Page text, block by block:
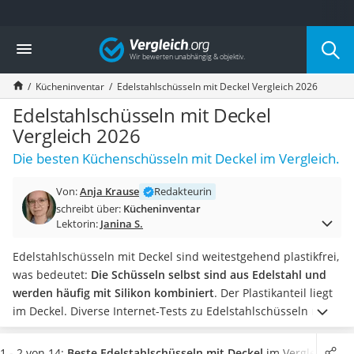
Die beliebtesten Vergleiche nach Kategorie
Haushalt
Wassersprudler
Zentralstaubsauger
Brotbackautomat
Wischroboter
Wäschespinne
Industriestaubsauger
Akku-Staubsauger
Eierkocher
AEG-Waschmaschine
Saug-Wisch-Roboter
Handstaubsauger
Milchaufschäumer
Kondenstrockner
Reiskocher
Vergleich
Kücheninventar Edelstahlschüsseln mit Deckel Vergleich 2026
Edelstahlschüsseln mit Deckel
Vergleich 2026
Die besten Küchenschüsseln mit Deckel im Vergleich.
Von:Anja Krause
Redakteurin
schreibt über: Kücheninventar
Lektorin: Janina S.
Edelstahlschüsseln mit Deckel sind weitestgehend plastikfrei,
was bedeutet: Die Schüsseln selbst sind aus Edelstahl und
werden häufig mit Silikon kombiniert. Der Plastikanteil liegt
im Deckel. Diverse Internet-Tests zu Edelstahlschüsseln mit
Deckel zeigen:Gerne werden diese Küchenschüsseln zur
Herstellung von Teigen und damit als Alternative zur